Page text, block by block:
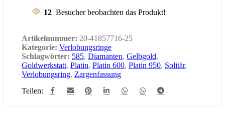
12 Besucher beobachten das Produkt!
Artikelnummer: 20-41857716-25
Kategorie: Verlobungsringe
Schlagwörter: 585, Diamanten, Gelbgold,
Goldwerkstatt, Platin, Platin 600, Platin 950, Solitär,
Verlobungsring, Zargenfassung
Teilen: